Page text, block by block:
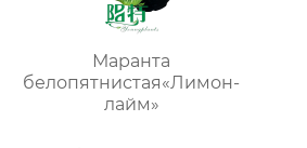
Маранта
белопятнистая«Лимон-
лайм»